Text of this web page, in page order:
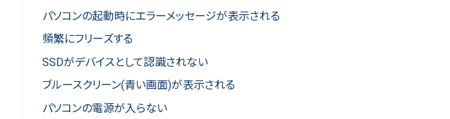
パソコンの起動時にエラーメッセージが表示される
頻繁にフリーズする
SSDがデバイスとして認識されない
ブルースクリーン(青い画面)が表示される
パソコンの電源が入らない